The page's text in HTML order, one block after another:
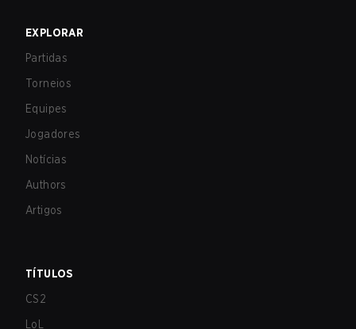
EXPLORAR
Partidas
Torneios
Equipes
Jogadores
Notícias
Authors
Artigos
TÍTULOS
CS2
LoL